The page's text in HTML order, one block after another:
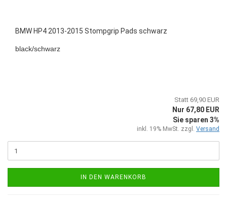
BMW HP4 2013-2015 Stompgrip Pads schwarz
black/schwarz
Statt 69,90 EUR
Nur 67,80 EUR
Sie sparen 3%
inkl. 19% MwSt. zzgl. Versand
IN DEN WARENKORB